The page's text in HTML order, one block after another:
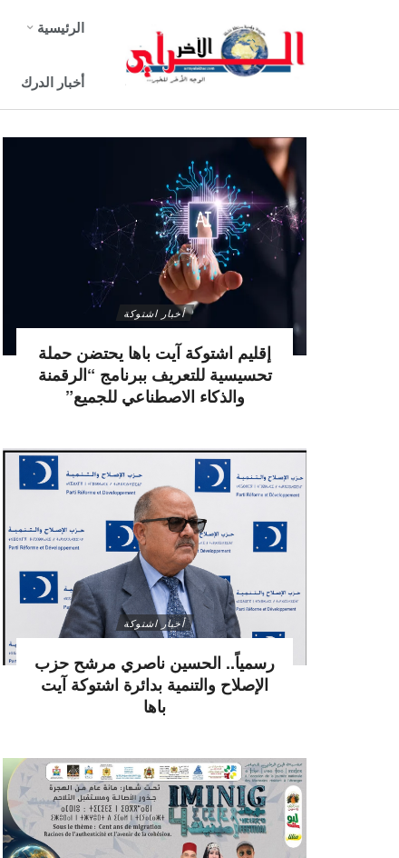
الرئيسية
أخبار الدرك
أخبار اشتوكة
إقليم اشتوكة آيت باها يحتضن حملة
تحسيسية للتعريف ببرنامج “الرقمنة
والذكاء الاصطناعي للجميع”
أخبار اشتوكة
رسمياً.. الحسين ناصري مرشح حزب
الإصلاح والتنمية بدائرة اشتوكة آيت
باها